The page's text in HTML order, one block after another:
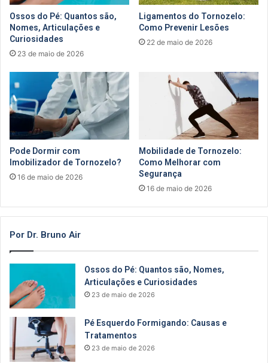
Ossos do Pé: Quantos são,
Nomes, Articulações e
Curiosidades
23 de maio de 2026
Ligamentos do Tornozelo:
Como Prevenir Lesões
22 de maio de 2026
Pode Dormir com
Imobilizador de Tornozelo?
16 de maio de 2026
Mobilidade de Tornozelo:
Como Melhorar com
Segurança
16 de maio de 2026
Por Dr. Bruno Air
Ossos do Pé: Quantos são, Nomes,
Articulações e Curiosidades
23 de maio de 2026
Pé Esquerdo Formigando: Causas e
Tratamentos
23 de maio de 2026